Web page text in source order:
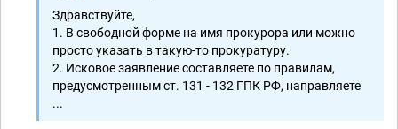
Здравствуйте,
1. В свободной форме на имя прокурора или можно
просто указать в такую-то прокуратуру.
2. Исковое заявление составляете по правилам,
предусмотренным ст. 131 - 132 ГПК РФ, направляете
...